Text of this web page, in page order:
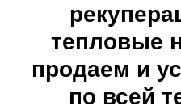
тепловые
продаем и
по всей